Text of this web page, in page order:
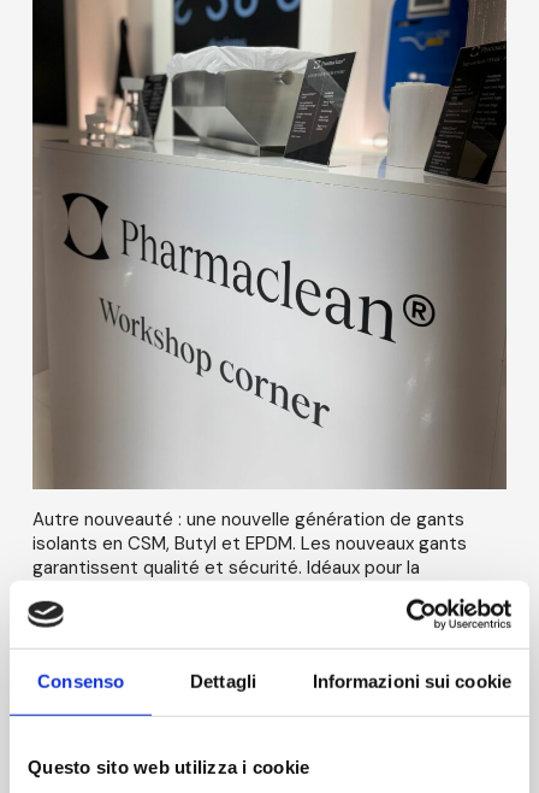
Consenso Dettagli Informazioni sui cookie
Questo sito web utilizza i cookie
Autre nouveauté : une nouvelle génération de gants
isolants en CSM, Butyl et EPDM. Les nouveaux gants
garantissent qualité et sécurité. Idéaux pour la
présentent une excellente imperméabilité aux gaz et
restent inchangées jusqu'à 90 cycles d'autoclave.